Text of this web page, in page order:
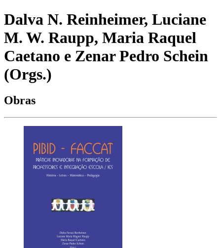
Dalva N. Reinheimer, Luciane
M. W. Raupp, Maria Raquel
Caetano e Zenar Pedro Schein
(Orgs.)
Obras